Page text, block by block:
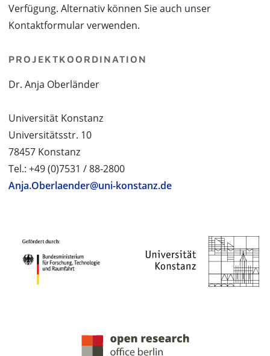
Verfügung. Alternativ können Sie auch unser
Kontaktformular verwenden.
PROJEKTKOORDINATION
Dr. Anja Oberländer
Universität Konstanz
Universitätsstr. 10
78457 Konstanz
Tel.: +49 (0)7531 / 88-2800
Anja.Oberlaender@uni-konstanz.de